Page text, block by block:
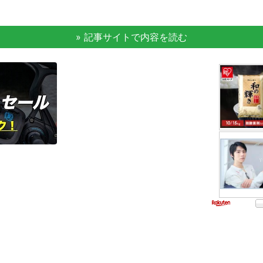
» 記事サイトで内容を読む